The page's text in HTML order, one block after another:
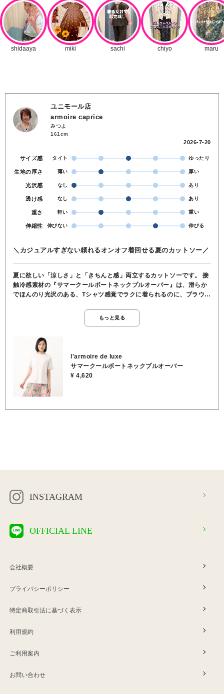
ユニモール店
armoire caprice
みつよ
161cm
2026-7-20
サイズ感 タイト ゆったり
生地の厚さ 薄い 厚い
光沢感 なし あり
透け感 なし あり
重さ 軽い 重い
伸縮性 伸びない 伸びる
＼カジュアルすぎない頼れるオンオフ着回せる夏のカットソー／
夏に欲しい「涼しさ」と「きちんと感」両立するカットソーです。 接
触冷感素材の『サマークールボートネックプルオーバー』は、滑らか
でほんのり光沢のある、Tシャツ感覚でラクに着られるのに、ブラウス
きりと見せてくれる美しいボートネックで、袖丈も短すぎず、二の腕
の一番気になるところを自然にカバーしてくれ長さです。 お仕事用の
トやデニムと合わせても素敵です。 汗ばむ季節に嬉しいクールな着心
地でありながら、ラフになりすぎない上品なデザイン、顔周りをすっ
きりと魅せるボートネックは、広すぎない開き具合で、大人の品の良
さがあります。 気になる二の腕をスマートにカバーする長めの半袖丈
も嬉しいポイントです♪ ★着丈 53cm ★肩幅 40cm ★身幅 46cm ★
袖丈 23cm ●手洗い可能 ●綿100％
もっと見る
l'armoire de luxe
サマークールボートネックプルオーバー
¥ 4,620
INSTAGRAM
OFFICIAL LINE
会社概要
プライバシーポリシー
特定商取引法に基づく表示
利用規約
ご利用案内
お問い合わせ